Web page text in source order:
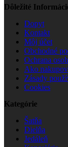
Dôležité
Dopyt
Kontakt
Môj účet
Obchodné
Ochrana
Ako
Zásady
Cookies
Kategórie
Šatňa
Dielňa
Jedáleň